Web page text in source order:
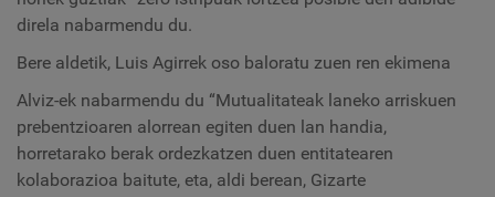
direla nabarmendu du.
Bere aldetik, Luis Agirrek oso baloratu zuen ren ekimena
Alviz-ek nabarmendu du “Mutualitateak laneko arriskuen
prebentzioaren alorrean egiten duen lan handia,
horretarako berak ordezkatzen duen entitatearen
kolaborazioa baitute, eta, aldi berean, Gizarte